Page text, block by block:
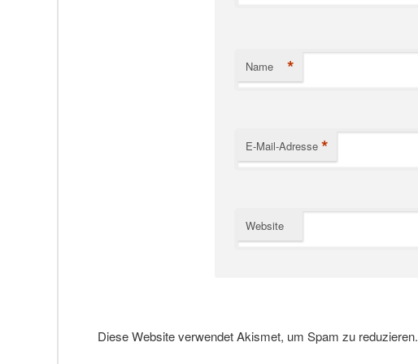
Name *
E-Mail-Adresse *
Website
Diese Website verwendet Akismet, um Spam zu reduzieren.